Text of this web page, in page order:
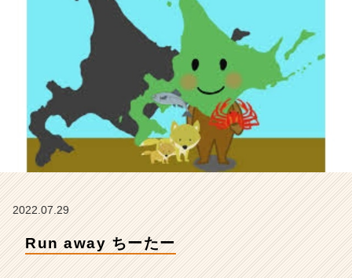
テ
の
タ
イ
ラ
ン
2022.07.29
Run away ちーたー